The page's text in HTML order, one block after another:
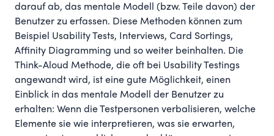
darauf ab, das mentale Modell (bzw. Teile davon) der
Benutzer zu erfassen. Diese Methoden können zum
Beispiel Usability Tests, Interviews, Card Sortings,
Affinity Diagramming und so weiter beinhalten. Die
Think-Aloud Methode, die oft bei Usability Testings
angewandt wird, ist eine gute Möglichkeit, einen
Einblick in das mentale Modell der Benutzer zu
erhalten: Wenn die Testpersonen verbalisieren, welche
Elemente sie wie interpretieren, was sie erwarten,